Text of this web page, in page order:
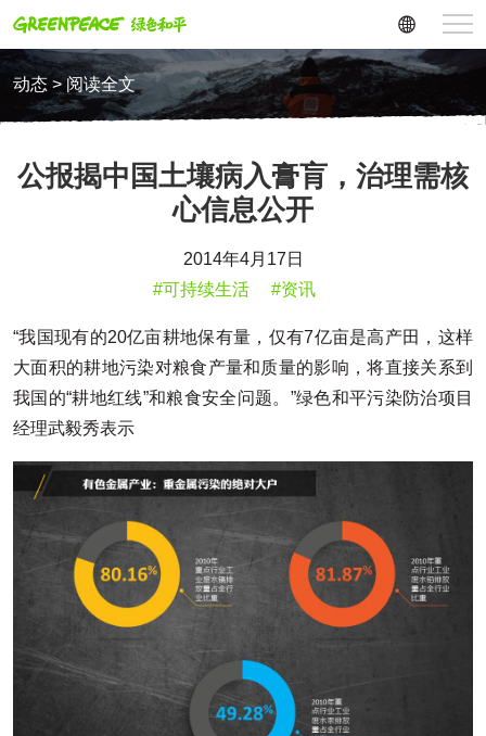
动态 > 阅读全文
公报揭中国土壤病入膏肓，治理需核
心信息公开
2014年4月17日
#可持续生活
#资讯
“我国现有的20亿亩耕地保有量，仅有7亿亩是高产田，这样
大面积的耕地污染对粮食产量和质量的影响，将直接关系到
我国的“耕地红线”和粮食安全问题。”绿色和平污染防治项目
经理武毅秀表示